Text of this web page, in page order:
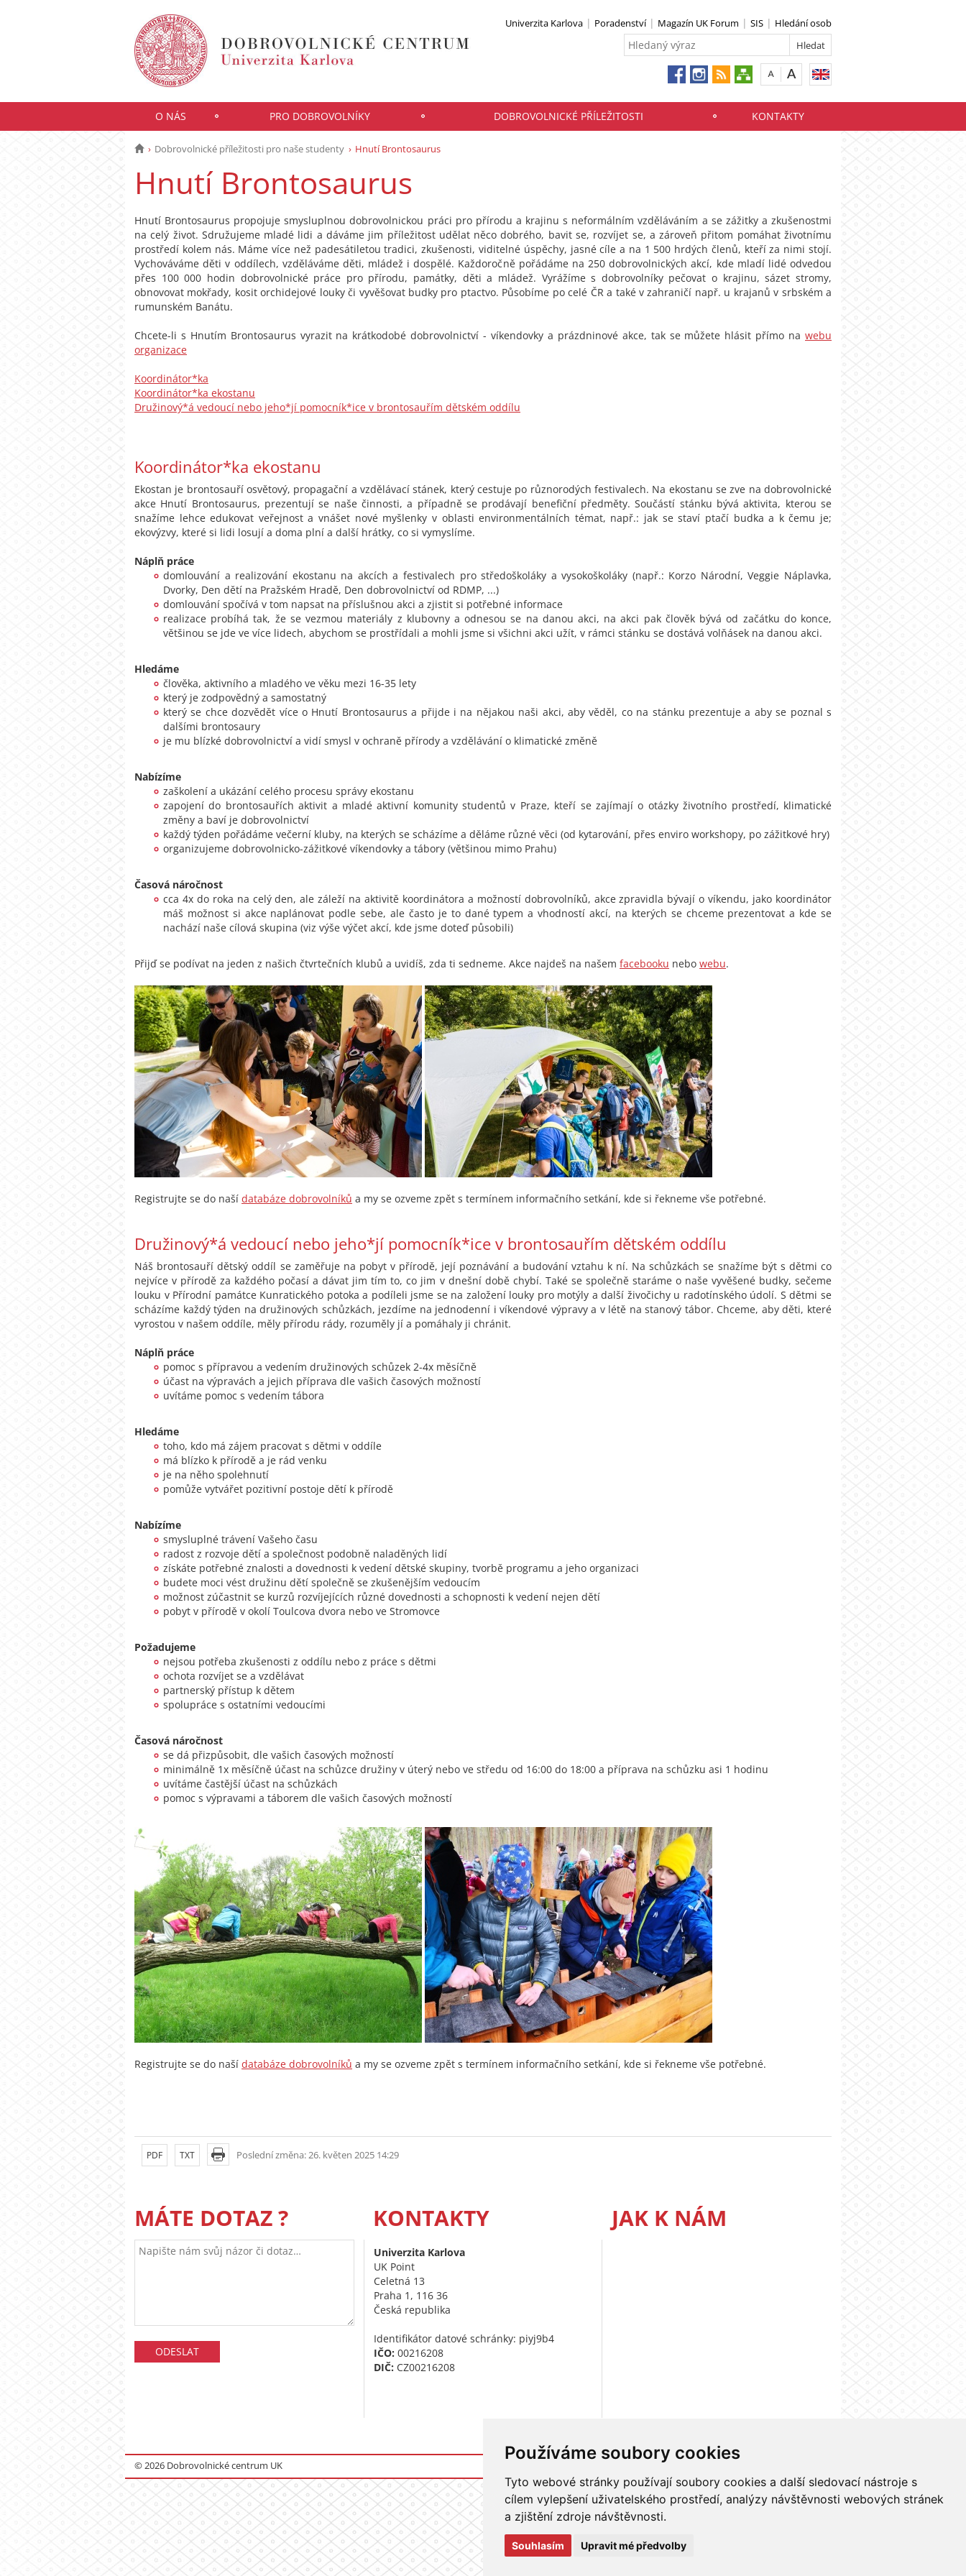
Používáme soubory cookies
Tyto webové stránky používají soubory cookies a další sledovací nástroje s
cílem vylepšení uživatelského prostředí, analýzy návštěvnosti webových stránek
a zjištění zdroje návštěvnosti.
Souhlasím Upravit mé předvolby
Univerzita Karlova Poradenství Magazín UK Forum SIS Hledání osob
O NÁS PRO DOBROVOLNÍKY DOBROVOLNICKÉ PŘÍLEŽITOSTI KONTAKTY
Dobrovolnické příležitosti pro naše studenty Hnutí Brontosaurus
Hnutí Brontosaurus
Hnutí Brontosaurus propojuje smysluplnou dobrovolnickou práci pro přírodu a krajinu s neformálním vzděláváním a se zážitky a zkušenostmi
na celý život. Sdružujeme mladé lidi a dáváme jim příležitost udělat něco dobrého, bavit se, rozvíjet se, a zároveň přitom pomáhat životnímu
prostředí kolem nás. Máme více než padesátiletou tradici, zkušenosti, viditelné úspěchy, jasné cíle a na 1 500 hrdých členů, kteří za nimi stojí.
Vychováváme děti v oddílech, vzděláváme děti, mládež i dospělé. Každoročně pořádáme na 250 dobrovolnických akcí, kde mladí lidé odvedou
přes 100 000 hodin dobrovolnické práce pro přírodu, památky, děti a mládež. Vyrážíme s dobrovolníky pečovat o krajinu, sázet stromy,
obnovovat mokřady, kosit orchidejové louky či vyvěšovat budky pro ptactvo. Působíme po celé ČR a také v zahraničí např. u krajanů v srbském a
rumunském Banátu.
Chcete-li s Hnutím Brontosaurus vyrazit na krátkodobé dobrovolnictví - víkendovky a prázdninové akce, tak se můžete hlásit přímo na webu
organizace
Koordinátor*ka
Koordinátor*ka ekostanu
Družinový*á vedoucí nebo jeho*jí pomocník*ice v brontosauřím dětském oddílu
Koordinátor*ka ekostanu
Ekostan je brontosauří osvětový, propagační a vzdělávací stánek, který cestuje po různorodých festivalech. Na ekostanu se zve na dobrovolnické
akce Hnutí Brontosaurus, prezentují se naše činnosti, a případně se prodávají benefiční předměty. Součástí stánku bývá aktivita, kterou se
snažíme lehce edukovat veřejnost a vnášet nové myšlenky v oblasti environmentálních témat, např.: jak se staví ptačí budka a k čemu je;
ekovýzvy, které si lidi losují a doma plní a další hrátky, co si vymyslíme.
Náplň práce
domlouvání a realizování ekostanu na akcích a festivalech pro středoškoláky a vysokoškoláky (např.: Korzo Národní, Veggie Náplavka,
Dvorky, Den dětí na Pražském Hradě, Den dobrovolnictví od RDMP, ...)
domlouvání spočívá v tom napsat na příslušnou akci a zjistit si potřebné informace
realizace probíhá tak, že se vezmou materiály z klubovny a odnesou se na danou akci, na akci pak člověk bývá od začátku do konce,
většinou se jde ve více lidech, abychom se prostřídali a mohli jsme si všichni akci užít, v rámci stánku se dostává volňásek na danou akci.
Hledáme
člověka, aktivního a mladého ve věku mezi 16-35 lety
který je zodpovědný a samostatný
který se chce dozvědět více o Hnutí Brontosaurus a přijde i na nějakou naši akci, aby věděl, co na stánku prezentuje a aby se poznal s
dalšími brontosaury
je mu blízké dobrovolnictví a vidí smysl v ochraně přírody a vzdělávání o klimatické změně
Nabízíme
zaškolení a ukázání celého procesu správy ekostanu
zapojení do brontosauřích aktivit a mladé aktivní komunity studentů v Praze, kteří se zajímají o otázky životního prostředí, klimatické
změny a baví je dobrovolnictví
každý týden pořádáme večerní kluby, na kterých se scházíme a děláme různé věci (od kytarování, přes enviro workshopy, po zážitkové hry)
organizujeme dobrovolnicko-zážitkové víkendovky a tábory (většinou mimo Prahu)
Časová náročnost
cca 4x do roka na celý den, ale záleží na aktivitě koordinátora a možností dobrovolníků, akce zpravidla bývají o víkendu, jako koordinátor
máš možnost si akce naplánovat podle sebe, ale často je to dané typem a vhodností akcí, na kterých se chceme prezentovat a kde se
nachází naše cílová skupina (viz výše výčet akcí, kde jsme doteď působili)
Přijď se podívat na jeden z našich čtvrtečních klubů a uvidíš, zda ti sedneme. Akce najdeš na našem facebooku nebo webu.
Registrujte se do naší databáze dobrovolníků a my se ozveme zpět s termínem informačního setkání, kde si řekneme vše potřebné.
Družinový*á vedoucí nebo jeho*jí pomocník*ice v brontosauřím dětském oddílu
Náš brontosauří dětský oddíl se zaměřuje na pobyt v přírodě, její poznávání a budování vztahu k ní. Na schůzkách se snažíme být s dětmi co
nejvíce v přírodě za každého počasí a dávat jim tím to, co jim v dnešní době chybí. Také se společně staráme o naše vyvěšené budky, sečeme
louku v Přírodní památce Kunratického potoka a podíleli jsme se na založení louky pro motýly a další živočichy u radotínského údolí. S dětmi se
scházíme každý týden na družinových schůzkách, jezdíme na jednodenní i víkendové výpravy a v létě na stanový tábor. Chceme, aby děti, které
vyrostou v našem oddíle, měly přírodu rády, rozuměly jí a pomáhaly ji chránit.
Náplň práce
pomoc s přípravou a vedením družinových schůzek 2-4x měsíčně
účast na výpravách a jejich příprava dle vašich časových možností
uvítáme pomoc s vedením tábora
Hledáme
toho, kdo má zájem pracovat s dětmi v oddíle
má blízko k přírodě a je rád venku
je na něho spolehnutí
pomůže vytvářet pozitivní postoje dětí k přírodě
Nabízíme
smysluplné trávení Vašeho času
radost z rozvoje dětí a společnost podobně naladěných lidí
získáte potřebné znalosti a dovednosti k vedení dětské skupiny, tvorbě programu a jeho organizaci
budete moci vést družinu dětí společně se zkušenějším vedoucím
možnost zúčastnit se kurzů rozvíjejících různé dovednosti a schopnosti k vedení nejen dětí
pobyt v přírodě v okolí Toulcova dvora nebo ve Stromovce
Požadujeme
nejsou potřeba zkušenosti z oddílu nebo z práce s dětmi
ochota rozvíjet se a vzdělávat
partnerský přístup k dětem
spolupráce s ostatními vedoucími
Časová náročnost
se dá přizpůsobit, dle vašich časových možností
minimálně 1x měsíčně účast na schůzce družiny v úterý nebo ve středu od 16:00 do 18:00 a příprava na schůzku asi 1 hodinu
uvítáme častější účast na schůzkách
pomoc s výpravami a táborem dle vašich časových možností
Registrujte se do naší databáze dobrovolníků a my se ozveme zpět s termínem informačního setkání, kde si řekneme vše potřebné.
Poslední změna: 26. květen 2025 14:29
PDF TXT
MÁTE DOTAZ ? KONTAKTY
Univerzita Karlova
UK Point
Celetná 13
Praha 1, 116 36
Česká republika
Identifikátor datové schránky: piyj9b4
IČO: 00216208
DIČ: CZ00216208
JAK K NÁM
© 2026 Dobrovolnické centrum UK Přihlášení do informačního systému UK